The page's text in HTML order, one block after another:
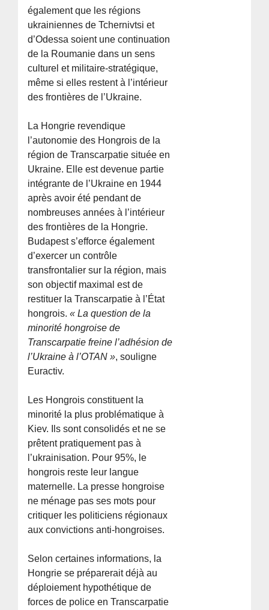
également que les régions
ukrainiennes de Tchernivtsi et
d’Odessa soient une continuation
de la Roumanie dans un sens
culturel et militaire-stratégique,
même si elles restent à l’intérieur
des frontières de l’Ukraine.
La Hongrie revendique
l’autonomie des Hongrois de la
région de Transcarpatie située en
Ukraine. Elle est devenue partie
intégrante de l’Ukraine en 1944
après avoir été pendant de
nombreuses années à l’intérieur
des frontières de la Hongrie.
Budapest s’efforce également
d’exercer un contrôle
transfrontalier sur la région, mais
son objectif maximal est de
restituer la Transcarpatie à l’État
hongrois.« La question de la
minorité hongroise de
Transcarpatie freine l’adhésion de
l’Ukraine à l’OTAN », souligne
Euractiv.
Les Hongrois constituent la
minorité la plus problématique à
Kiev. Ils sont consolidés et ne se
prêtent pratiquement pas à
l’ukrainisation. Pour 95%, le
hongrois reste leur langue
maternelle. La presse hongroise
ne ménage pas ses mots pour
critiquer les politiciens régionaux
aux convictions anti-hongroises.
Selon certaines informations, la
Hongrie se préparerait déjà au
déploiement hypothétique de
forces de police en Transcarpatie